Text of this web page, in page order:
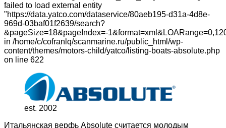
failed to load external entity
"https://data.yatco.com/dataservice/80aeb195-d31a-4d8e-
969d-03baf01f2639/search?
&pageSize=18&pageIndex=-
in /home/c/cofranlq/scanmarine.ru/public_html/wp-
content/themes/motors-child/yatco/listing-boats-absolute.php
on line 622
est. 2002
Итальянская верфь Absolute считается молодым